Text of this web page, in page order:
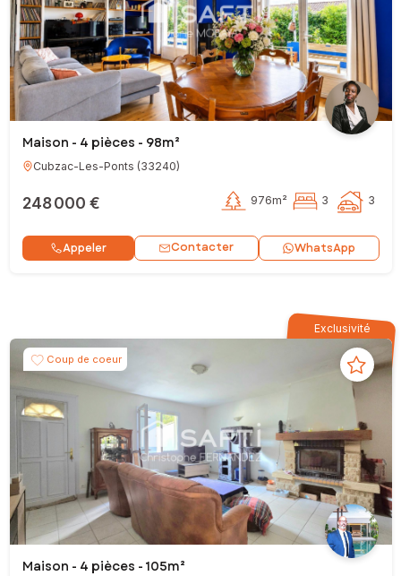
Maison - 4 pièces - 98m²
Cubzac-Les-Ponts (33240)
248 000 € 976m² 3 3
Appeler Contacter WhatsApp
Exclusivité
Coup de coeur
Maison - 4 pièces - 105m²